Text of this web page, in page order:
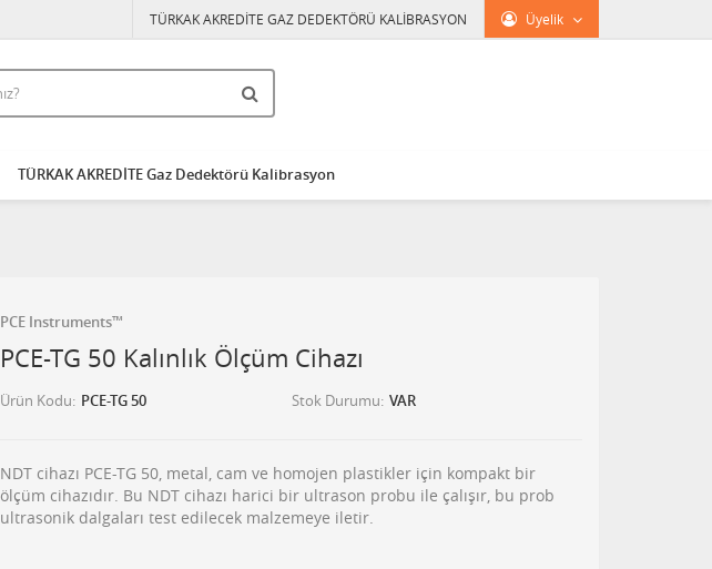
Üyelik
TÜRKAK AKREDİTE GAZ DEDEKTÖRÜ KALİBRASYON
TÜRKAK AKREDİTE Gaz Dedektörü Kalibrasyon
PCE Instruments™
PCE-TG 50 Kalınlık Ölçüm Cihazı
Ürün Kodu PCE-TG 50 Stok Durumu VAR
NDT cihazı PCE-TG 50, metal, cam ve homojen plastikler için kompakt bir
ölçüm cihazıdır. Bu NDT cihazı harici bir ultrason probu ile çalışır, bu prob
ultrasonik dalgaları test edilecek malzemeye iletir.